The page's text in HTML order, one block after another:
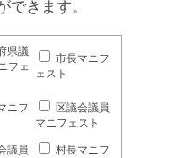
できます。
県議
フェ
市長マニフ
ェスト
ニフ
区議会議員
マニフェスト
議員
村長マニフ